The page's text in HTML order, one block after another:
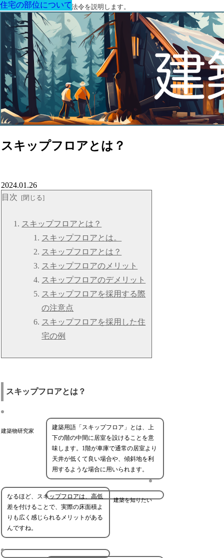
建築に関する用語と関連法令を説明します。
スキップフロアとは？
住宅の部位について
2024.01.26
目次
スキップフロアとは？
スキップフロアとは。
スキップフロアとは？
スキップフロアのメリット
スキップフロアのデメリット
スキップフロアを採用する際
の注意点
スキップフロアを採用した住
宅の例
スキップフロアとは？
建築物研究家
建築用語「スキップフロア」とは、上
下の階の中間に居室を設けることを意
味します。1階が車庫で通常の居室より
天井が低くて良い場合や、傾斜地を利
用するような場合に用いられます。
建築を知りたい
なるほど、スキップフロアは、高低
差を付けることで、実際の床面積よ
りも広く感じられるメリットがある
んですね。
住宅の部位について
住宅の部位について
住宅の部位について
住宅の部位について
住宅の部位について
住宅の部位について